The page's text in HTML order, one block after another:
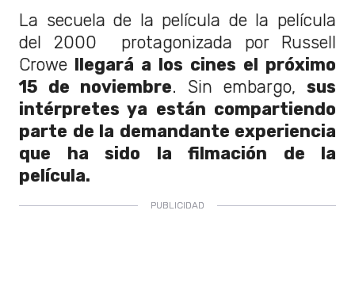
La secuela de la película de la película
del 2000 protagonizada por Russell
Crowe llegará a los cines el próximo
15 de noviembre. Sin embargo, sus
intérpretes ya están compartiendo
parte de la demandante experiencia
que ha sido la filmación de la
película.